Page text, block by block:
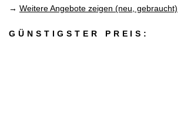
→ Weitere Angebote zeigen (neu, gebraucht)
GÜNSTIGSTER PREIS: